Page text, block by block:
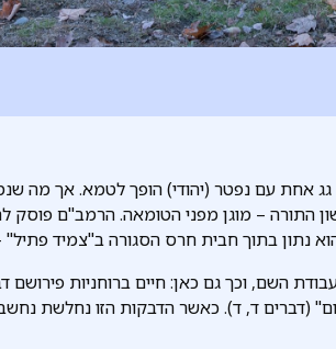
אחת עם נפטר (יהודי) הופך לטמא. אך מה
התורה – מוגן מפני הטומאה. הרמב"ם פוסק
נתון בתוך חבית חרס הסגורה ב"צמיד פתיל"
השם, וכך גם כאן: חיים ברוחניות
(דברים ד, ד). כאשר הדבקות הזו נחלשת